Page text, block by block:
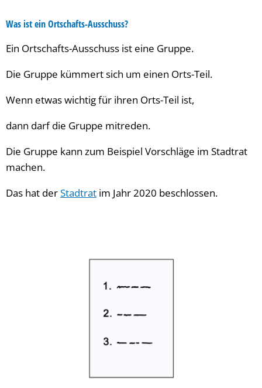
Was ist ein Ortschafts-Ausschuss?
Ein Ortschafts-Ausschuss ist eine Gruppe.
Die Gruppe kümmert sich um einen Orts-Teil.
Wenn etwas wichtig für ihren Orts-Teil ist,
dann darf die Gruppe mitreden.
Die Gruppe kann zum Beispiel Vorschläge im Stadtrat
machen.
Das hat derStadtrat im Jahr 2020 beschlossen.